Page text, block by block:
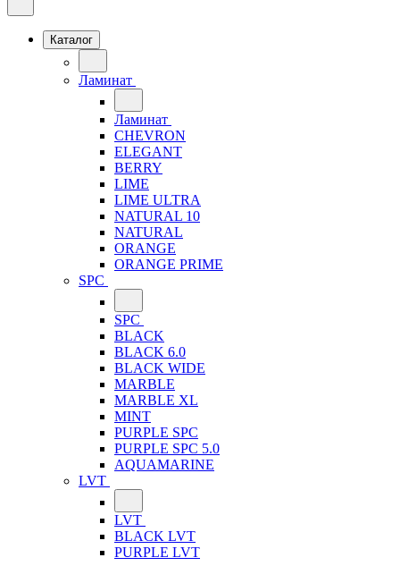
Каталог
Ламинат
Ламинат
CHEVRON
ELEGANT
BERRY
LIME
LIME ULTRA
NATURAL 10
NATURAL
ORANGE
ORANGE PRIME
SPC
SPC
BLACK
BLACK 6.0
BLACK WIDE
MARBLE
MARBLE XL
MINT
PURPLE SPC
PURPLE SPC 5.0
AQUAMARINE
LVT
LVT
BLACK LVT
PURPLE LVT